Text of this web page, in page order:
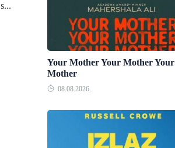
Your Mother Your Mother Your
Mother
08.08.2026.